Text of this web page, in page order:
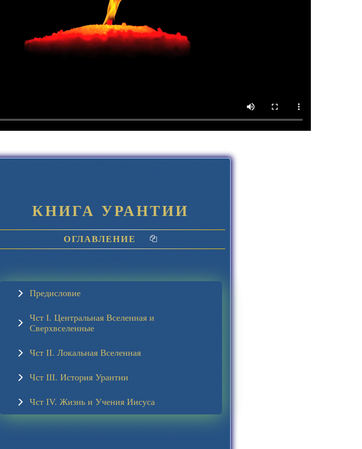
КНИГА УРАНТИИ
ОГЛАВЛЕНИЕ
Предисловие
Чст I. Центральная Вселенная и
Сверхвселенные
Чст II. Локальная Вселенная
Чст III. История Урантии
Чст IV. Жизнь и Учения Иисуса